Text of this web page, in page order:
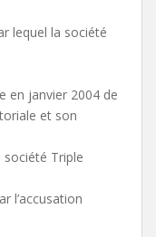
lequel la société
en janvier 2004 de
et son
société Triple
l’accusation